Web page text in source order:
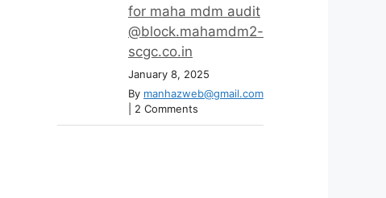
for maha mdm audit
@block.mahamdm2-
scgc.co.in
January 8, 2025
By manhazweb@gmail.com
2 Comments